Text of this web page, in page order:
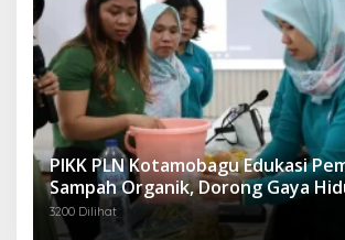
PIKK PLN Kotamobagu Edukasi
Sampah Organik, Dorong Gaya
Lingkungan
3200 Dilihat